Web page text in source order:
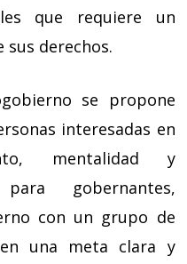
que requiere un
sus derechos.
se propone
interesadas en
mentalidad y
gobernantes,
con un grupo de
una meta clara y